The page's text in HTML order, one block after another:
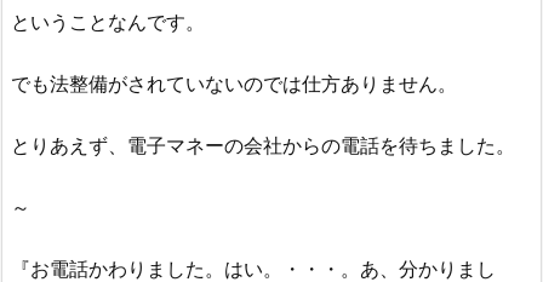
ということなんです。
でも法整備がされていないのでは仕方ありません。
とりあえず、電子マネーの会社からの電話を待ちました。
～
『お電話かわりました。はい。・・・。あ、分かりまし